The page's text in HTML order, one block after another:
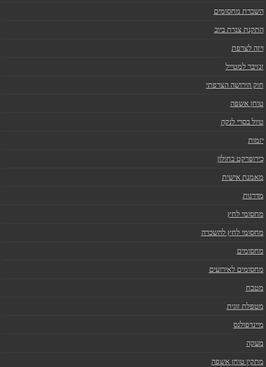
השכרת מחסומים
התקנת צנרת ביוב
ויזה לצרפת
זנזיבר למטייל
חוק הירושה הצרפתי
טוחן אשפה
טיול בסרי לנקה
יזמות
כירופרקט בחולון
מאמנת אישית
מדרגות
מחסומי לחץ
מחסומי לחץ להשכרה
מחסומים
מחסומים לאירועים
מטבח
מטפלת זוגית
מיינדפולנס
מעקה
מתקין טוחן אשפה